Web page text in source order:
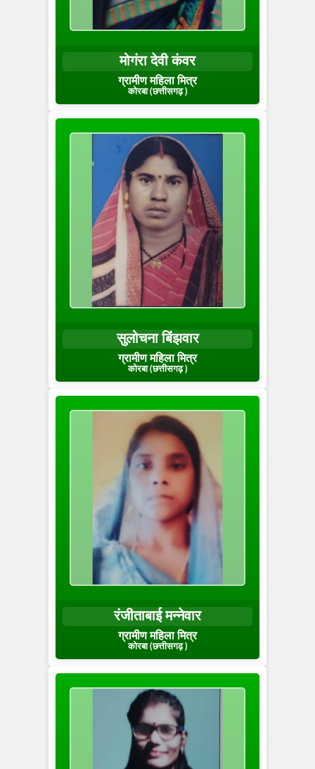
मोगंरा देवी कंवर
ग्रामीण महिला मित्र
कोरबा (छत्तीसगढ़ )
सुलोचना बिंझवार
ग्रामीण महिला मित्र
कोरबा (छत्तीसगढ़ )
रंजीताबाई मन्नेवार
ग्रामीण महिला मित्र
कोरबा (छत्तीसगढ़ )